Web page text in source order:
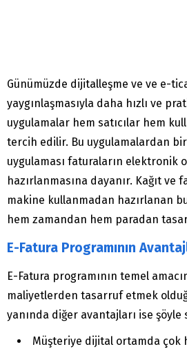
Günümüzde dijitalleşme ve ve e-
yaygınlaşmasıyla daha hızlı ve
uygulamalar hem satıcılar hem
tercih edilir. Bu uygulamalardan
uygulaması faturaların elektronik
hazırlanmasına dayanır. Kağıt ve
makine kullanmadan hazırlanan
hem zamandan hem paradan
E-Fatura Programının
E-Fatura programının temel
maliyetlerden tasarruf etmek
yanında diğer avantajları ise şöyle
Müşteriye dijital ortamda çok